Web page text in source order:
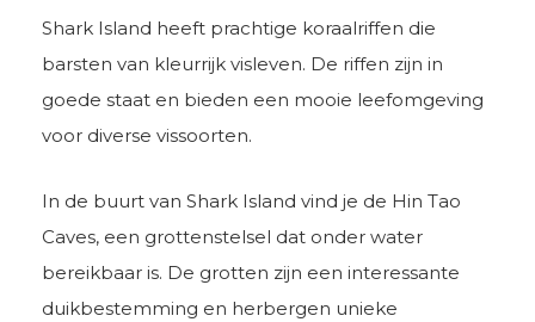
Shark Island heeft prachtige koraalriffen die
barsten van kleurrijk visleven. De riffen zijn in
goede staat en bieden een mooie leefomgeving
voor diverse vissoorten.
In de buurt van Shark Island vind je de Hin Tao
Caves, een grottenstelsel dat onder water
bereikbaar is. De grotten zijn een interessante
duikbestemming en herbergen unieke